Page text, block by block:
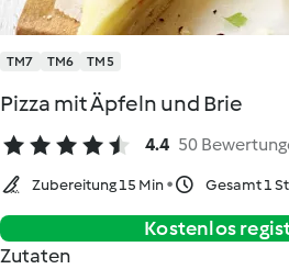
TM7 TM6 TM5
Pizza mit Äpfeln und Brie
4.4 50
Zubereitung 15 Min Gesamt 1
Kostenlos
Zutaten